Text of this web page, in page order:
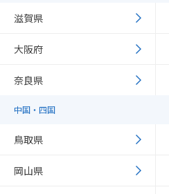
滋賀県
大阪府
奈良県
中国・四国
鳥取県
岡山県